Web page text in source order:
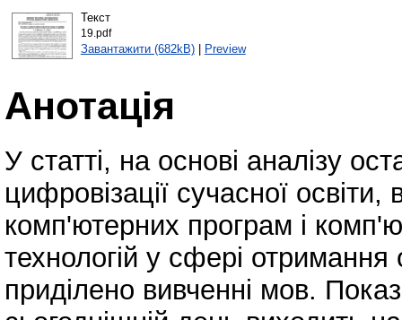
Текст
19.pdf
Завантажити (682kB)| Preview
Анотація
У статті, на основі аналізу
цифровізації сучасної
комп'ютерних програм і
технологій у сфері отримання
приділено вивченні мов.